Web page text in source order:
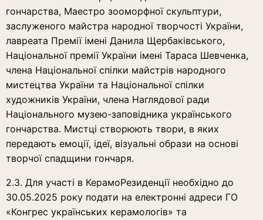
гончарства, Маестро зооморфної скульптури,
заслуженого майстра народної творчості України,
лавреата Премії імені Данила Щербаківського,
Національної премії України імені Тараса Шевченка,
члена Національної спілки майстрів народного
мистецтва України та Національної спілки
художників України, члена Наглядової ради
Національного музею-заповідника українського
гончарства. Мистці створюють твори, в яких
передають емоції, ідеї, візуальні образи на основі
творчої спадщини гончаря.
2.3. Для участі в КерамоРезиденції необхідно до
30.05.2025 року подати на електронні адреси ГО
«Конгрес українських керамологів» та